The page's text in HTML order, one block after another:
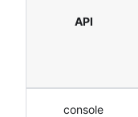
API
console